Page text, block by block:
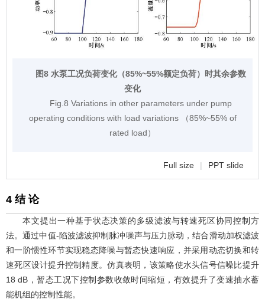
图8 水泵工况负荷变化（85%~55%额定负荷）时其余参数
变化
Fig.8 Variations in other parameters under pump
operating conditions with load variations （85%~55% of
rated load）
Full size | PPT slide
4 结 论
本文提出一种基于状态决策的多级滤波与转速死区协同控制方
法。通过中值-陷波滤波抑制脉冲噪声与压力脉动，结合滑动加权滤波
和一阶惯性环节实现稳态降噪与暂态快速响应，并采用动态切换和转
速死区设计提升控制精度。仿真表明，该策略使水头信号信噪比提升
18 dB，暂态工况下控制参数收敛时间缩短，有效提升了变速抽水蓄
能机组的控制性能。